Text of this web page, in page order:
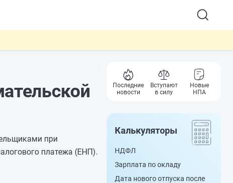
при
платежа (ЕНП).
Последние
новости
Вступают
в силу
Новые
НПА
Калькуляторы
НДФЛ
Зарплата по окладу
Дата нового отпуска после